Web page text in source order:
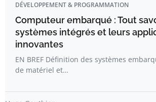
DÉVELOPPEMENT & PROGRAMMATION
Computeur embarqué : Tout
systèmes intégrés et leurs
innovantes
EN BREF Définition des systèmes
de matériel et…